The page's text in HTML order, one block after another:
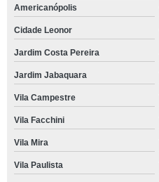
Americanópolis
Cidade Leonor
Jardim Costa Pereira
Jardim Jabaquara
Vila Campestre
Vila Facchini
Vila Mira
Vila Paulista